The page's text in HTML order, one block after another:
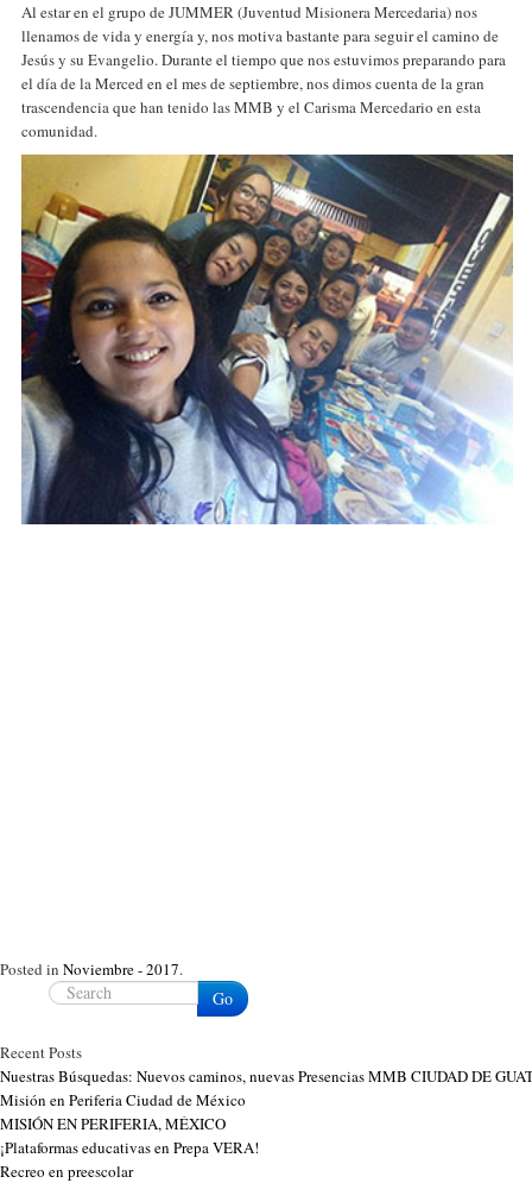
Al estar en el grupo de JUMMER (Juventud Misionera Mercedaria) nos
llenamos de vida y energía y, nos motiva bastante para seguir el camino de
Jesús y su Evangelio. Durante el tiempo que nos estuvimos preparando para
el día de la Merced en el mes de septiembre, nos dimos cuenta de la gran
trascendencia que han tenido las MMB y el Carisma Mercedario en esta
comunidad.
Posted in Noviembre - 2017.
Go
Recent Posts
Nuestras Búsquedas: Nuevos caminos, nuevas Presencias MMB CIUDAD DE
Misión en Periferia Ciudad de México
MISIÓN EN PERIFERIA, MÉXICO
¡Plataformas educativas en Prepa VERA!
Recreo en preescolar